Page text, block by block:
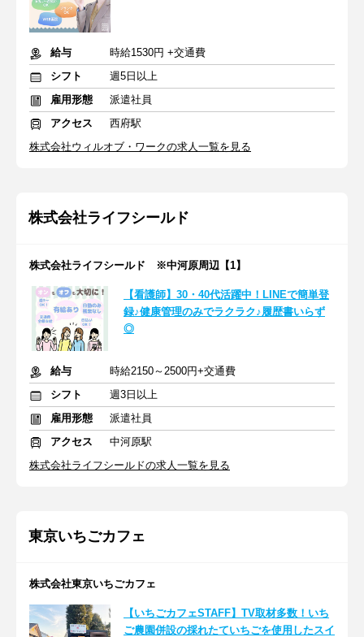
給与
時給1530円 +交通費
シフト
週5日以上
雇用形態
派遣社員
アクセス
西府駅
株式会社ウィルオブ・ワークの求人一覧を見る
株式会社ライフシールド
株式会社ライフシールド ※中河原周辺【1】
【看護師】30・40代活躍中！LINEで簡単登
録♪健康管理のみでラクラク♪履歴書いらず
◎
給与
時給2150～2500円+交通費
シフト
週3日以上
雇用形態
派遣社員
アクセス
中河原駅
株式会社ライフシールドの求人一覧を見る
東京いちごカフェ
株式会社東京いちごカフェ
【いちごカフェSTAFF】TV取材多数！いち
ご農園併設の採れたていちごを使用したスイ